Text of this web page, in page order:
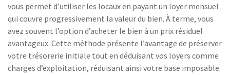
vous permet d’utiliser les locaux en payant un loyer mensuel
qui couvre progressivement la valeur du bien. À terme, vous
avez souvent l’option d’acheter le bien à un prix résiduel
avantageux. Cette méthode présente l’avantage de préserver
votre trésorerie initiale tout en déduisant vos loyers comme
charges d’exploitation, réduisant ainsi votre base imposable.